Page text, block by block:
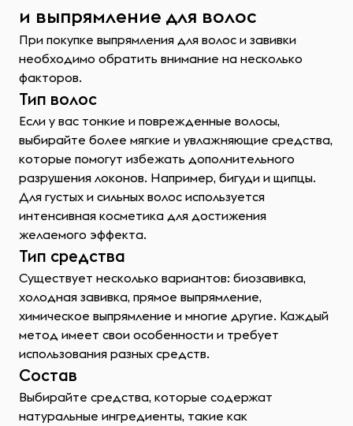
и выпрямление для волос
При покупке выпрямления для волос и завивки
необходимо обратить внимание на несколько
факторов.
Тип волос
Если у вас тонкие и поврежденные волосы,
выбирайте более мягкие и увлажняющие средства,
которые помогут избежать дополнительного
разрушения локонов. Например, бигуди и щипцы.
Для густых и сильных волос используется
интенсивная косметика для достижения
желаемого эффекта.
Тип средства
Существует несколько вариантов: биозавивка,
холодная завивка, прямое выпрямление,
химическое выпрямление и многие другие. Каждый
метод имеет свои особенности и требует
использования разных средств.
Состав
Выбирайте средства, которые содержат
натуральные ингредиенты, такие как